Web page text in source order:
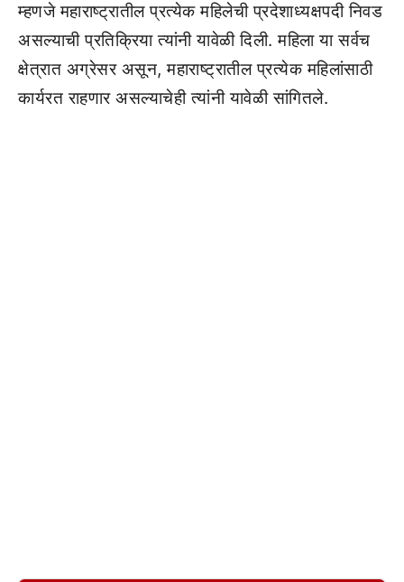
म्हणजे महाराष्ट्रातील प्रत्येक महिलेची प्रदेशाध्यक्षपदी निवड
असल्याची प्रतिक्रिया त्यांनी यावेळी दिली. महिला या सर्वच
क्षेत्रात अग्रेसर असून, महाराष्ट्रातील प्रत्येक महिलांसाठी
कार्यरत राहणार असल्याचेही त्यांनी यावेळी सांगितले.